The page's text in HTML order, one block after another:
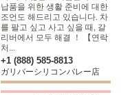
납품을 위한 생활 준비에 대한
조언도 해드리고 있습니다. 차
를 팔고 싶고 사고 싶을 때, 갈
리버에서 모두 해결 ！ 【연락
처...
+1 (888) 585-8813
ガリバーシリコンバレー店